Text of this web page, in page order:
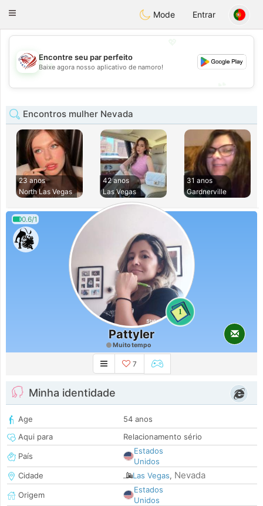
Dating
Toggle
Mode Entrar
💖
💕
Encontre seu par perfeito
Baixe agora nosso aplicativo de namoro!
Encontros mulher Nevada
23 anos
North Las Vegas
42 anos
Las Vegas
31 anos
Gardnerville
0.6/1
1
Pattyler
Muito tempo
7
Minha identidade
Age
54 anos
Aqui para
Relacionamento sério
País
Estados
Unidos
Cidade
Las Vegas, Nevada
Origem
Estados
Unidos